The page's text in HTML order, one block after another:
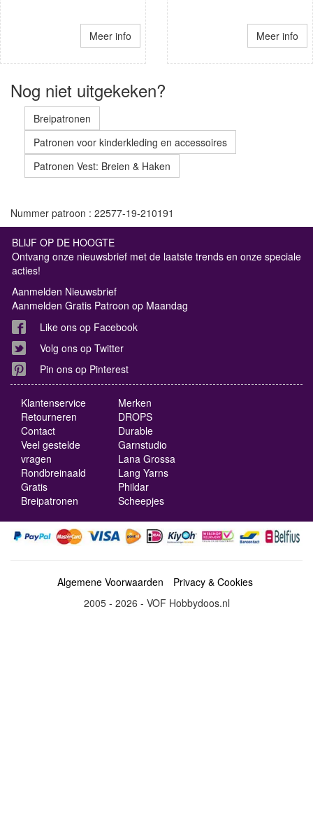
Meer info Meer info
Nog niet uitgekeken?
Breipatronen
Patronen voor kinderkleding en accessoires
Patronen Vest: Breien & Haken
Nummer patroon : 22577-19-210191
BLIJF OP DE HOOGTE
Ontvang onze nieuwsbrief met de laatste trends en onze speciale
acties!
Aanmelden Nieuwsbrief
Aanmelden Gratis Patroon op Maandag
Like ons op Facebook
Volg ons op Twitter
Pin ons op Pinterest
Klantenservice
Retourneren
Contact
Veel gestelde
vragen
Rondbreinaald
Gratis
Breipatronen
Merken
DROPS
Durable
Garnstudio
Lana Grossa
Lang Yarns
Phildar
Scheepjes
Algemene Voorwaarden
Privacy & Cookies
2005 - 2026 - VOF Hobbydoos.nl